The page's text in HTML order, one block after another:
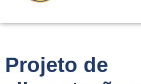
Projeto de